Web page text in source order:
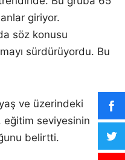
giriyor.
söz konusu
sürdürüyordu. Bu
ve üzerindeki
eğitim seviyesinin
belirtti.